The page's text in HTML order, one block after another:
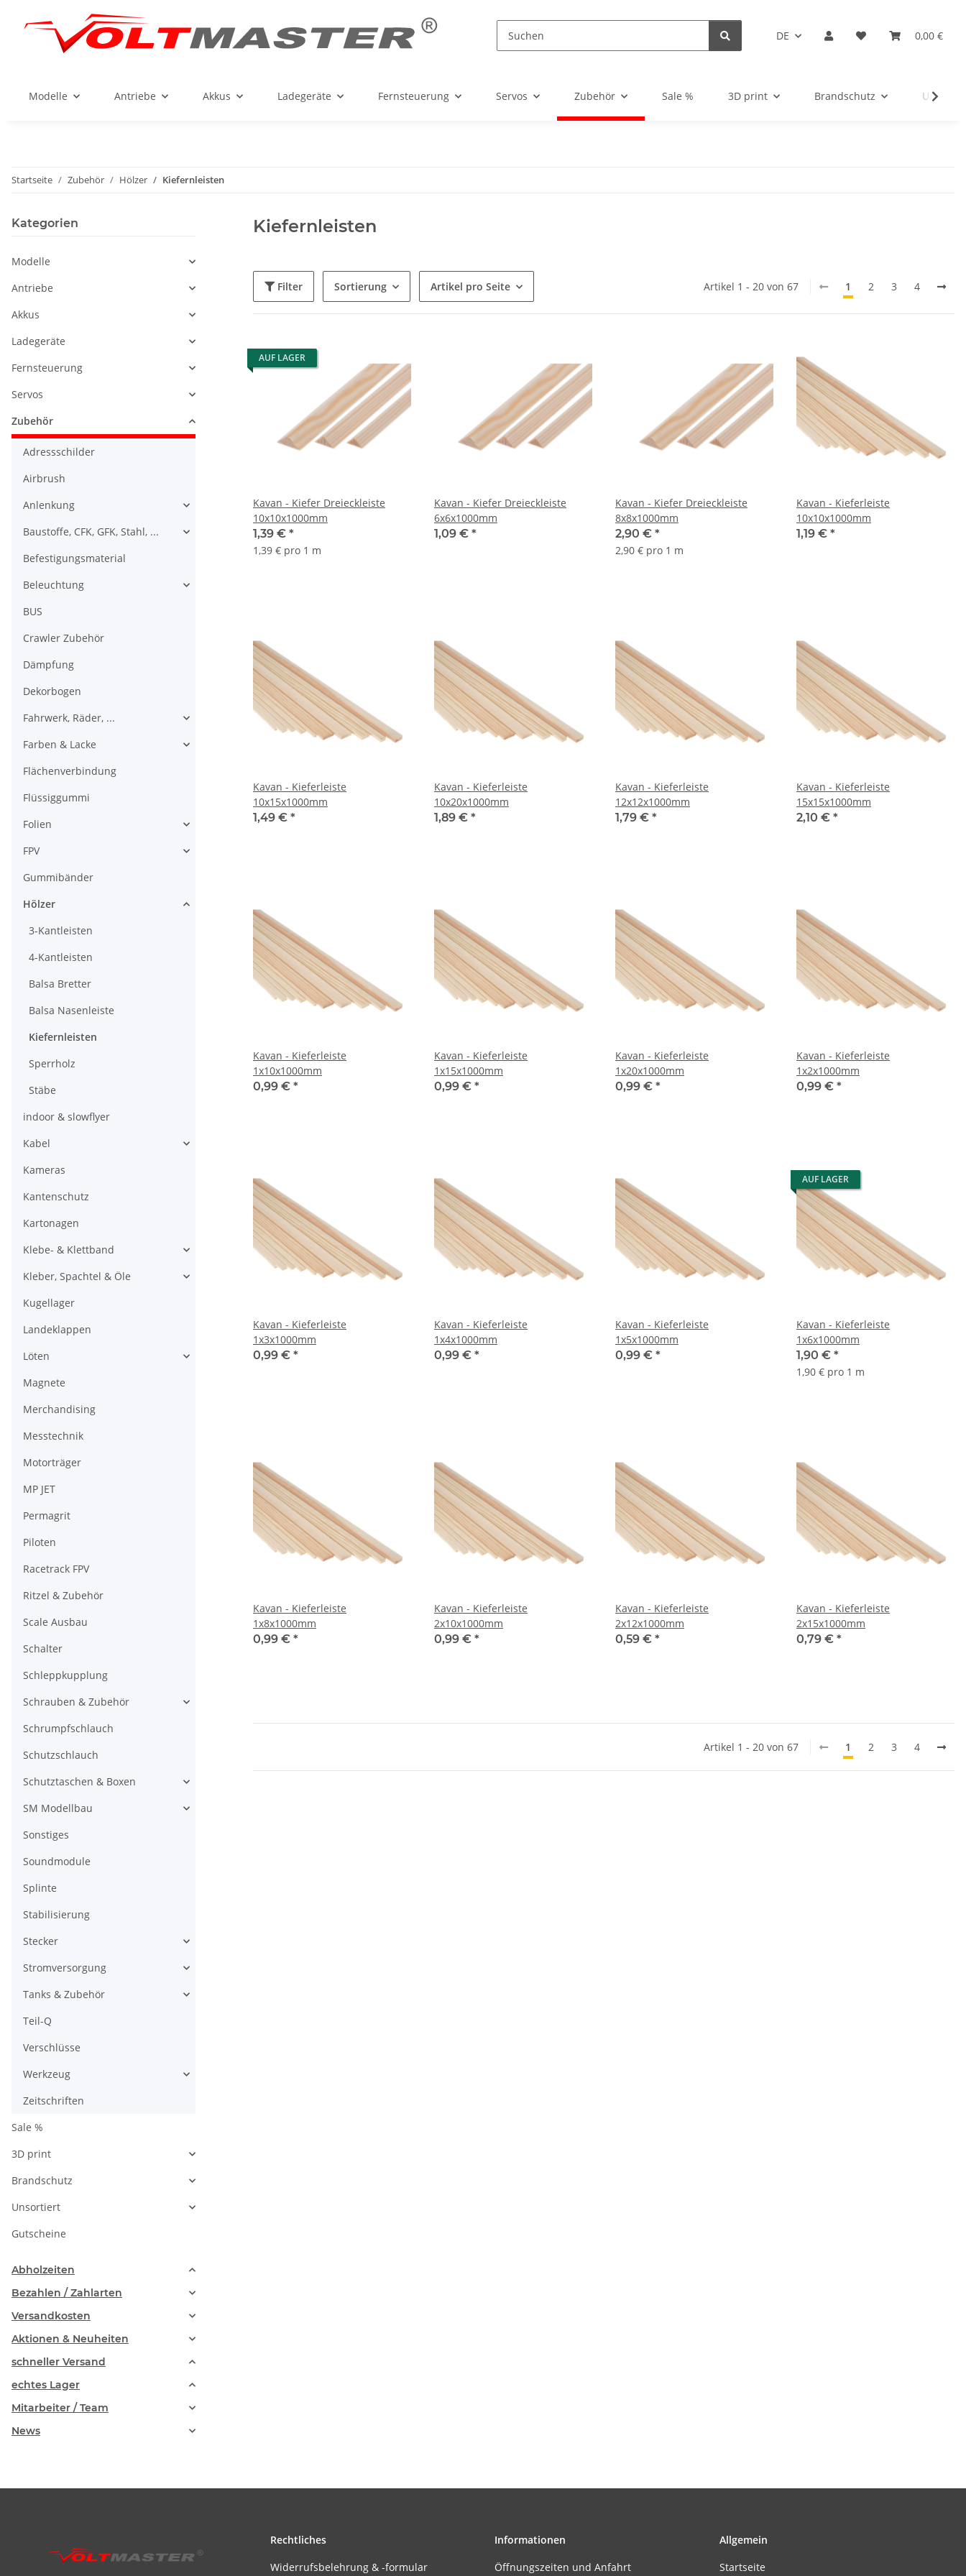
DE 0,00 €
Modelle Antriebe Akkus Ladegeräte Fernsteuerung Servos Zubehör Sale % 3D print Brandschutz
Startseite Zubehör Hölzer Kiefernleisten
Kiefernleisten
Filter Sortierung Artikel pro Seite Artikel 1 - 20 von 67 1 2 3 4
AUF LAGER
Kavan - Kiefer Dreieckleiste
10x10x1000mm
1,39 € *
1,39 € pro 1 m
Kavan - Kiefer Dreieckleiste
6x6x1000mm
1,09 € *
Kavan - Kiefer Dreieckleiste
8x8x1000mm
2,90 € *
2,90 € pro 1 m
Kavan - Kieferleiste
10x10x1000mm
1,19 € *
Kavan - Kieferleiste
10x15x1000mm
1,49 € *
Kavan - Kieferleiste
10x20x1000mm
1,89 € *
Kavan - Kieferleiste
12x12x1000mm
1,79 € *
Kavan - Kieferleiste
15x15x1000mm
2,10 € *
Kavan - Kieferleiste
1x10x1000mm
0,99 € *
Kavan - Kieferleiste
1x15x1000mm
0,99 € *
Kavan - Kieferleiste
1x20x1000mm
0,99 € *
Kavan - Kieferleiste
1x2x1000mm
0,99 € *
Kavan - Kieferleiste
1x3x1000mm
0,99 € *
Kavan - Kieferleiste
1x4x1000mm
0,99 € *
Kavan - Kieferleiste
1x5x1000mm
0,99 € *
AUF LAGER
Kavan - Kieferleiste
1x6x1000mm
1,90 € *
1,90 € pro 1 m
Kavan - Kieferleiste
1x8x1000mm
0,99 € *
Kavan - Kieferleiste
2x10x1000mm
0,99 € *
Kavan - Kieferleiste
2x12x1000mm
0,59 € *
Kavan - Kieferleiste
2x15x1000mm
0,79 € *
Artikel 1 - 20 von 67 1 2 3 4
Kategorien
Modelle
Antriebe
Akkus
Ladegeräte
Fernsteuerung
Servos
Zubehör
Adressschilder
Airbrush
Anlenkung
Baustoffe, CFK, GFK, Stahl, ...
Befestigungsmaterial
Beleuchtung
BUS
Crawler Zubehör
Dämpfung
Dekorbogen
Fahrwerk, Räder, ...
Farben & Lacke
Flächenverbindung
Flüssiggummi
Folien
FPV
Gummibänder
Hölzer
3-Kantleisten
4-Kantleisten
Balsa Bretter
Balsa Nasenleiste
Kiefernleisten
Sperrholz
Stäbe
indoor & slowflyer
Kabel
Kameras
Kantenschutz
Kartonagen
Klebe- & Klettband
Kleber, Spachtel & Öle
Kugellager
Landeklappen
Löten
Magnete
Merchandising
Messtechnik
Motorträger
MP JET
Permagrit
Piloten
Racetrack FPV
Ritzel & Zubehör
Scale Ausbau
Schalter
Schleppkupplung
Schrauben & Zubehör
Schrumpfschlauch
Schutzschlauch
Schutztaschen & Boxen
SM Modellbau
Sonstiges
Soundmodule
Splinte
Stabilisierung
Stecker
Stromversorgung
Tanks & Zubehör
Teil-Q
Verschlüsse
Werkzeug
Zeitschriften
Sale %
3D print
Brandschutz
Unsortiert
Gutscheine
Abholzeiten
Bezahlen / Zahlarten
Versandkosten
Aktionen & Neuheiten
schneller Versand
echtes Lager
Mitarbeiter / Team
News
Rechtliches
Widerrufsbelehrung & -formular
Informationen
Öffnungszeiten und Anfahrt
Allgemein
Startseite